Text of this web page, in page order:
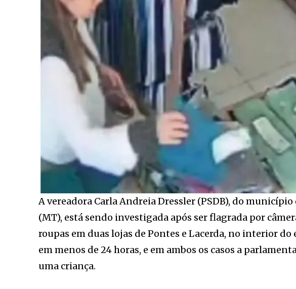
A vereadora Carla Andreia Dressler (PSDB), do município
(MT), está sendo investigada após ser flagrada por
roupas em duas lojas de Pontes e Lacerda, no interior
em menos de 24 horas, e em ambos os casos a
uma criança.